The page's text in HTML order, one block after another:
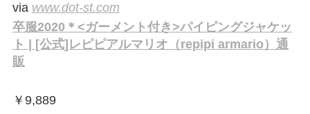
via www.dot-st.com
卒服2020＊<ガーメント付き>パイピングジャケッ
ト | [公式]レピピアルマリオ（repipi armario）通
販
￥ 9,889